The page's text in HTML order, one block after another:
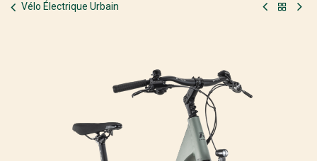
Vélo Électrique Urbain